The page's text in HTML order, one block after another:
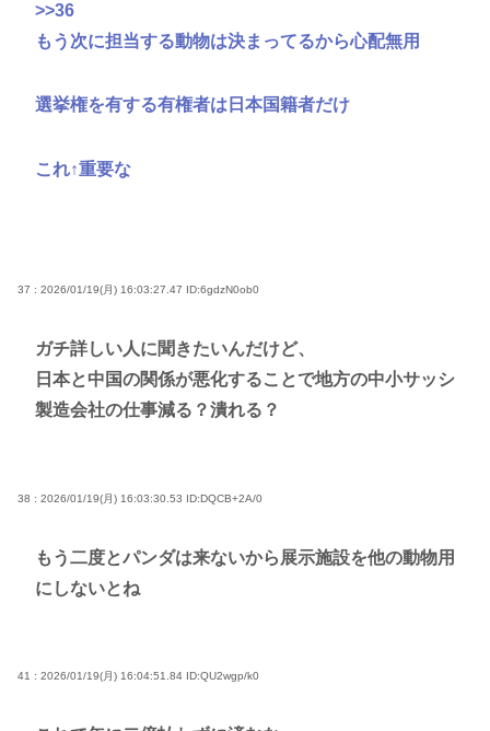
>>36
もう次に担当する動物は決まってるから心配無用
選挙権を有する有権者は日本国籍者だけ
これ↑重要な
37 : 2026/01/19(月) 16:03:27.47 ID:6gdzN0ob0
ガチ詳しい人に聞きたいんだけど、
日本と中国の関係が悪化することで地方の中小サッシ
製造会社の仕事減る？潰れる？
38 : 2026/01/19(月) 16:03:30.53 ID:DQCB+2A/0
もう二度とパンダは来ないから展示施設を他の動物用
にしないとね
41 : 2026/01/19(月) 16:04:51.84 ID:QU2wgp/k0